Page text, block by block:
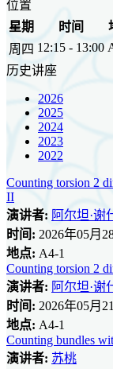
位置
星期
时间
周四 12:15 - 13:00
历史讲座
2026
2025
2024
2023
2022
Counting torsion 2
II
演讲者: 阿尔坦·谢
时间: 2026年05月
地点: A4-1
Counting torsion 2
演讲者: 阿尔坦·谢
时间: 2026年05月
地点: A4-1
Counting bundles
演讲者: 苏桃